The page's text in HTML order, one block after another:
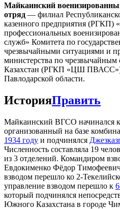
Майкаинский
отряд — филиал
казенного предприятия (РГКП)
профессиональных
служб» Комитета по
чрезвычайными ситуациями и
министерства по чрезвычайным
Казахстан (РГКП «ЦШ ПВАСС»).
Павлодарской области.
ИсторияПравить
Майкаинский ВГСО начинался
организованный на базе
1934 году и подчинялся
Численность составляла 19
из 3 отделений. Командиром
Евдокименко Фёдор
взводом перешло ко 2-
управление взводом перешло к
который подчинялся
Южного Казахстана в городе